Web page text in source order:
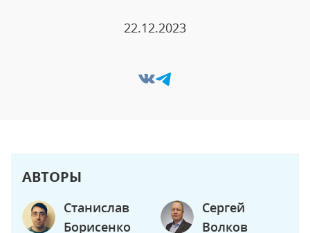
22.12.2023
АВТОРЫ
Станислав
Борисенко
Сергей
Волков